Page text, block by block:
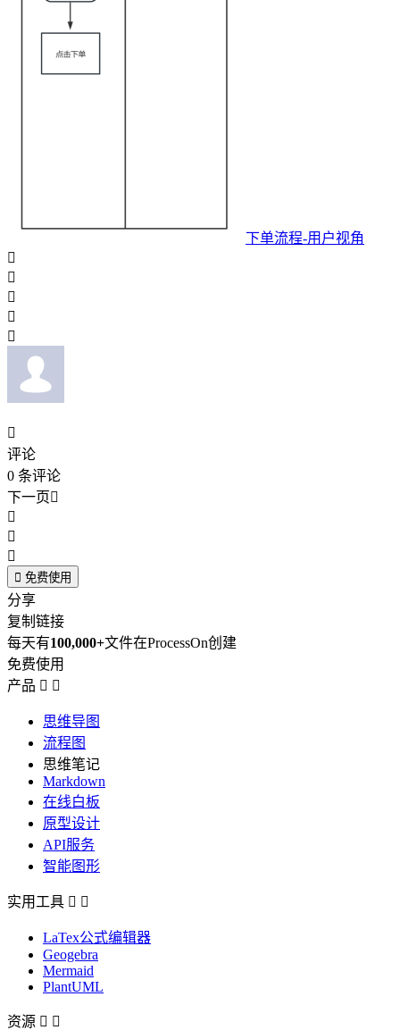
下单流程-用户视角






评论
0 条评论
下一页



 免费使用
分享
复制链接
每天有100,000+文件在ProcessOn创建
免费使用
产品  
思维导图
流程图
思维笔记
Markdown
在线白板
原型设计
API服务
智能图形
实用工具  
LaTex公式编辑器
Geogebra
Mermaid
PlantUML
资源  